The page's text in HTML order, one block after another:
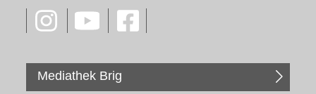
Mediathek Brig